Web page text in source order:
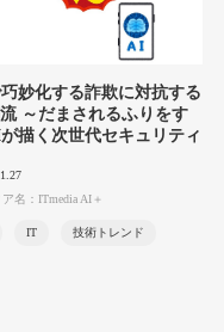
妙化する詐欺に対抗する
～だまされるふりをす
描く次世代セキュリティ
ア名：ITmedia AI＋
IT 技術トレンド